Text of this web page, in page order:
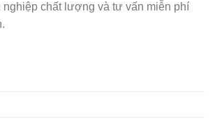
nghiệp chất lượng và tư vấn miễn phí